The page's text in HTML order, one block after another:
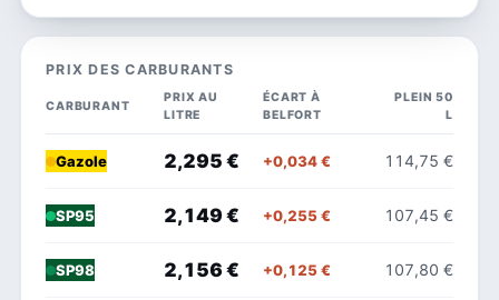
PRIX DES CARBURANTS
CARBURANT
PRIX AU
LITRE
ÉCART À
BELFORT
PLEIN 50
L
Gazole 2,295 € +0,034 € 114,75 €
SP95 2,149 € +0,255 € 107,45 €
SP98 2,156 € +0,125 € 107,80 €